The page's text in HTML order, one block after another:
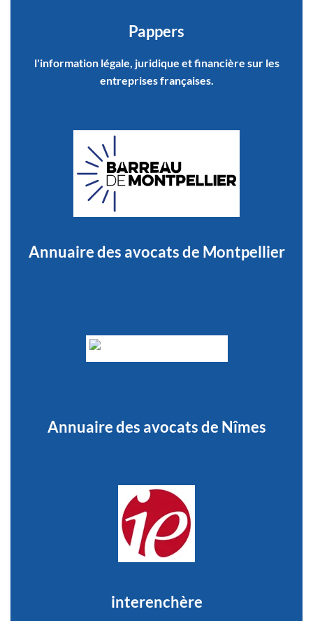
Pappers
l'information légale, juridique et financière sur les
entreprises françaises.
Annuaire des avocats de Montpellier
Annuaire des avocats de Nîmes
interenchère